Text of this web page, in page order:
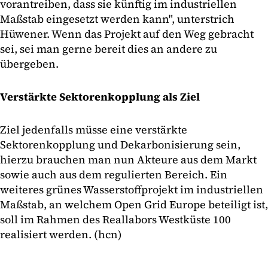
vorantreiben, dass sie künftig im industriellen
Maßstab eingesetzt werden kann", unterstrich
Hüwener. Wenn das Projekt auf den Weg gebracht
sei, sei man gerne bereit dies an andere zu
übergeben.
Verstärkte Sektorenkopplung als Ziel
Ziel jedenfalls müsse eine verstärkte
Sektorenkopplung und Dekarbonisierung sein,
hierzu brauchen man nun Akteure aus dem Markt
sowie auch aus dem regulierten Bereich. Ein
weiteres grünes Wasserstoffprojekt im industriellen
Maßstab, an welchem Open Grid Europe beteiligt ist,
soll im Rahmen des Reallabors Westküste 100
realisiert werden. (hcn)